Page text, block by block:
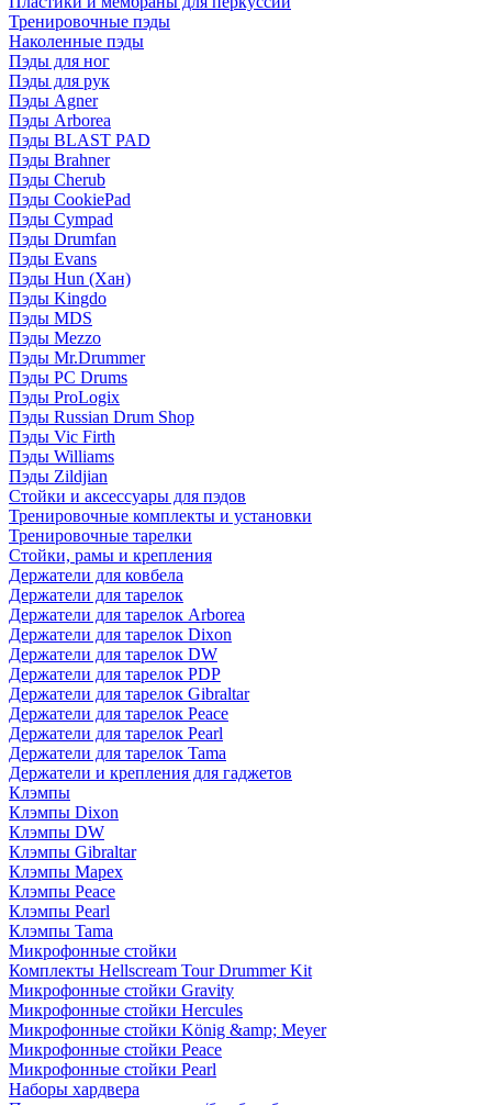
Тренировочные пэды
Наколенные пэды
Пэды для ног
Пэды для рук
Пэды Agner
Пэды Arborea
Пэды BLAST PAD
Пэды Brahner
Пэды Cherub
Пэды CookiePad
Пэды Cympad
Пэды Drumfan
Пэды Evans
Пэды Hun (Хан)
Пэды Kingdo
Пэды MDS
Пэды Mezzo
Пэды Mr.Drummer
Пэды PC Drums
Пэды ProLogix
Пэды Russian Drum Shop
Пэды Vic Firth
Пэды Williams
Пэды Zildjian
Стойки и аксессуары для пэдов
Тренировочные комплекты и установки
Тренировочные тарелки
Стойки, рамы и крепления
Держатели для ковбела
Держатели для тарелок
Держатели для тарелок Arborea
Держатели для тарелок Dixon
Держатели для тарелок DW
Держатели для тарелок PDP
Держатели для тарелок Gibraltar
Держатели для тарелок Peace
Держатели для тарелок Pearl
Держатели для тарелок Tama
Держатели и крепления для гаджетов
Клэмпы
Клэмпы Dixon
Клэмпы DW
Клэмпы Gibraltar
Клэмпы Mapex
Клэмпы Peace
Клэмпы Pearl
Клэмпы Tama
Микрофонные стойки
Комплекты Hellscream Tour Drummer Kit
Микрофонные стойки Gravity
Микрофонные стойки Hercules
Микрофонные стойки König &amp; Meyer
Микрофонные стойки Peace
Микрофонные стойки Pearl
Наборы хардвера